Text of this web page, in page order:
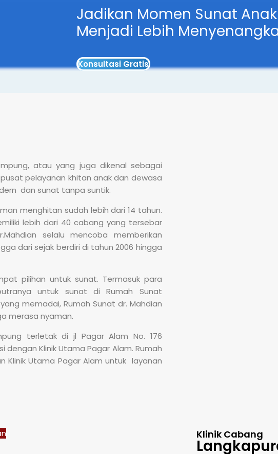
Jadikan Momen Sunat
Menjadi Lebih
Konsultasi Gratis
atau yang juga dikenal sebagai
pelayanan khitan anak dan dewasa
dan sunat tanpa suntik.
menghitan sudah lebih dari 14 tahun.
lebih dari 40 cabang yang tersebar
selalu mencoba memberikan
dari sejak berdiri di tahun 2006 hingga
pilihan untuk sunat. Termasuk para
untuk sunat di Rumah Sunat
memadai, Rumah Sunat dr. Mahdian
merasa nyaman.
terletak di jl Pagar Alam No. 176
dengan Klinik Utama Pagar Alam. Rumah
Klinik Utama Pagar Alam untuk layanan
Klinik Cabang